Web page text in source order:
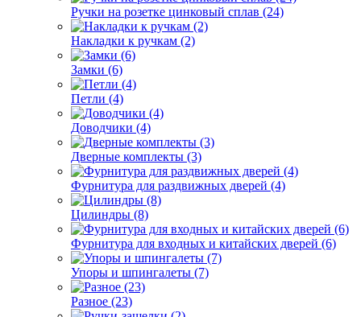
Ручки на розетке цинковый сплав (24)
Накладки к ручкам (2)
Замки (6)
Петли (4)
Доводчики (4)
Дверные комплекты (3)
Фурнитура для раздвижных дверей (4)
Цилиндры (8)
Фурнитура для входных и китайских дверей (6)
Упоры и шпингалеты (7)
Разное (23)